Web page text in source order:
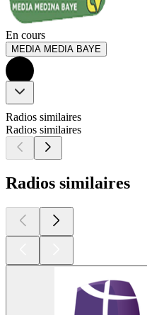
En cours
MEDIA MEDIA BAYE
Radios similaires
Radios similaires
Radios similaires